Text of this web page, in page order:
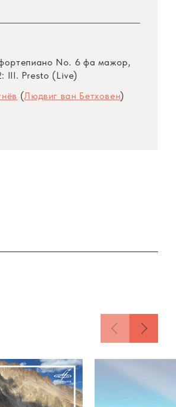
No. 6 фа мажор,
III. Presto (Live)
(Людвиг ван Бетховен)